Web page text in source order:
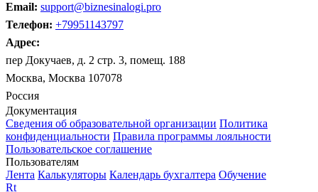
Email: support@biznesinalogi.pro
Телефон: +79951143797
Адрес:
пер Докучаев, д. 2 стр. 3, помещ. 188
Москва, Москва 107078
Россия
Документация
Сведения об образовательной организации Политика
конфиденциальности Правила программы лояльности
Пользовательское соглашение
Пользователям
Лента Калькуляторы Календарь бухгалтера Обучение
Rt